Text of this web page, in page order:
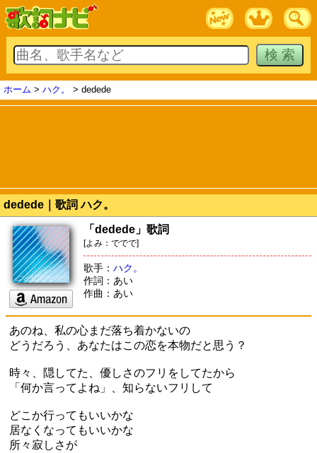
ホーム > ハク。 > dedede
dedede｜歌詞 ハク。
「dedede」歌詞
[よみ：ででで]
歌手： ハク。
作詞：あい
作曲：あい
あのね、私の心まだ落ち着かないの
どうだろう、あなたはこの恋を本物だと思う？
時々、隠してた、優しさのフリをしてたから
「何か言ってよね」、知らないフリして
どこか行ってもいいかな
居なくなってもいいかな
所々寂しさが